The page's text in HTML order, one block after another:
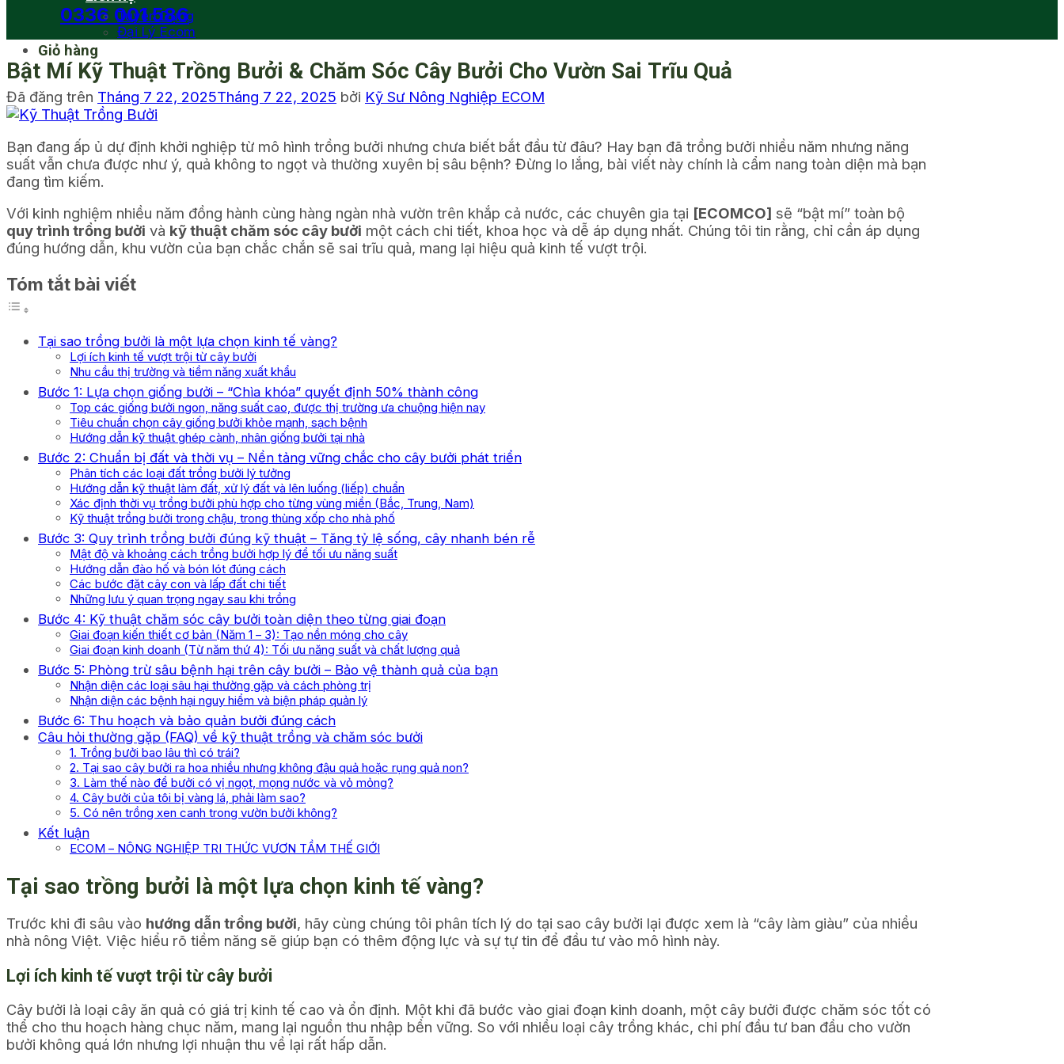
0336 001 586
Giỏ hàng
Tuyển Dụng
Đại Lý Ecom
Bật Mí Kỹ Thuật Trồng Bưởi & Chăm Sóc Cây Bưởi Cho Vườn Sai Trĩu Quả
Đã đăng trên Tháng 7 22, 2025Tháng 7 22, 2025 bởi Kỹ Sư Nông Nghiệp ECOM
Bạn đang ấp ủ dự định khởi nghiệp từ mô hình trồng bưởi nhưng chưa biết bắt đầu từ đâu? Hay bạn đã trồng bưởi nhiều năm nhưng năng
suất vẫn chưa được như ý, quả không to ngọt và thường xuyên bị sâu bệnh? Đừng lo lắng, bài viết này chính là cẩm nang toàn diện mà bạn
đang tìm kiếm.
Với kinh nghiệm nhiều năm đồng hành cùng hàng ngàn nhà vườn trên khắp cả nước, các chuyên gia tại [ECOMCO]
quy trình trồng bưởi và kỹ thuật chăm sóc cây bưởi một cách chi tiết, khoa học và dễ áp dụng nhất. Chúng tôi tin rằng, chỉ cần áp dụng
đúng hướng dẫn, khu vườn của bạn chắc chắn sẽ sai trĩu quả, mang lại hiệu quả kinh tế vượt trội.
Tóm tắt bài viết
Tại sao trồng bưởi là một lựa chọn kinh tế vàng?
Lợi ích kinh tế vượt trội từ cây bưởi
Nhu cầu thị trường và tiềm năng xuất khẩu
Bước 1: Lựa chọn giống bưởi – “Chìa khóa” quyết định 50% thành công
Top các giống bưởi ngon, năng suất cao, được thị trường ưa chuộng hiện nay
Tiêu chuẩn chọn cây giống bưởi khỏe mạnh, sạch bệnh
Hướng dẫn kỹ thuật ghép cành, nhân giống bưởi tại nhà
Bước 2: Chuẩn bị đất và thời vụ – Nền tảng vững chắc cho cây bưởi phát triển
Phân tích các loại đất trồng bưởi lý tưởng
Hướng dẫn kỹ thuật làm đất, xử lý đất và lên luống (liếp) chuẩn
Xác định thời vụ trồng bưởi phù hợp cho từng vùng miền (Bắc, Trung, Nam)
Kỹ thuật trồng bưởi trong chậu, trong thùng xốp cho nhà phố
Bước 3: Quy trình trồng bưởi đúng kỹ thuật – Tăng tỷ lệ sống, cây nhanh bén rễ
Mật độ và khoảng cách trồng bưởi hợp lý để tối ưu năng suất
Hướng dẫn đào hố và bón lót đúng cách
Các bước đặt cây con và lấp đất chi tiết
Những lưu ý quan trọng ngay sau khi trồng
Bước 4: Kỹ thuật chăm sóc cây bưởi toàn diện theo từng giai đoạn
Giai đoạn kiến thiết cơ bản (Năm 1 – 3): Tạo nền móng cho cây
Giai đoạn kinh doanh (Từ năm thứ 4): Tối ưu năng suất và chất lượng quả
Bước 5: Phòng trừ sâu bệnh hại trên cây bưởi – Bảo vệ thành quả của bạn
Nhận diện các loại sâu hại thường gặp và cách phòng trị
Nhận diện các bệnh hại nguy hiểm và biện pháp quản lý
Bước 6: Thu hoạch và bảo quản bưởi đúng cách
Câu hỏi thường gặp (FAQ) về kỹ thuật trồng và chăm sóc bưởi
1. Trồng bưởi bao lâu thì có trái?
2. Tại sao cây bưởi ra hoa nhiều nhưng không đậu quả hoặc rụng quả non?
3. Làm thế nào để bưởi có vị ngọt, mọng nước và vỏ mỏng?
4. Cây bưởi của tôi bị vàng lá, phải làm sao?
5. Có nên trồng xen canh trong vườn bưởi không?
Kết luận
ECOM – NÔNG NGHIỆP TRI THỨC VƯƠN TẦM THẾ GIỚI
Tại sao trồng bưởi là một lựa chọn kinh tế vàng?
Trước khi đi sâu vào hướng dẫn trồng bưởi, hãy cùng chúng tôi phân tích lý do tại sao cây bưởi lại được xem là “cây làm giàu” của nhiều
nhà nông Việt. Việc hiểu rõ tiềm năng sẽ giúp bạn có thêm động lực và sự tự tin để đầu tư vào mô hình này.
Lợi ích kinh tế vượt trội từ cây bưởi
Cây bưởi là loại cây ăn quả có giá trị kinh tế cao và ổn định. Một khi đã bước vào giai đoạn kinh doanh, một cây bưởi được chăm sóc tốt có
thể cho thu hoạch hàng chục năm, mang lại nguồn thu nhập bền vững. So với nhiều loại cây trồng khác, chi phí đầu tư ban đầu cho vườn
bưởi không quá lớn nhưng lợi nhuận thu về lại rất hấp dẫn.